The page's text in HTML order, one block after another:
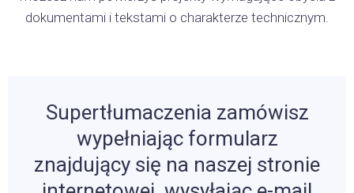
dokumentami i tekstami o charakterze technicznym.
Supertłumaczenia zamówisz
wypełniając formularz
znajdujący się na naszej stronie